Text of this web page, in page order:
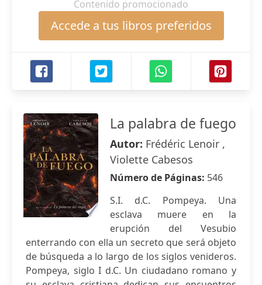
Contenido promocionado
Accede a tus libros preferidos
La palabra de fuego
Autor: Frédéric Lenoir ,
Violette Cabesos
Número de Páginas: 546
S.I. d.C. Pompeya. Una
esclava muere en la
erupción del Vesubio
enterrando con ella un secreto que será objeto
de búsqueda a lo largo de los siglos venideros.
Pompeya, siglo I d.C. Un ciudadano romano y